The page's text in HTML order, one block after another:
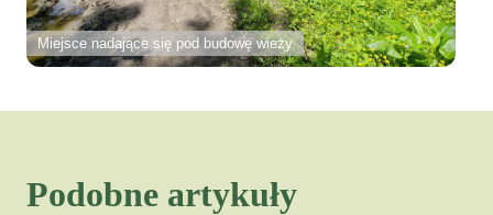
Miejsce nadające się pod budowę wieży
Podobne artykuły